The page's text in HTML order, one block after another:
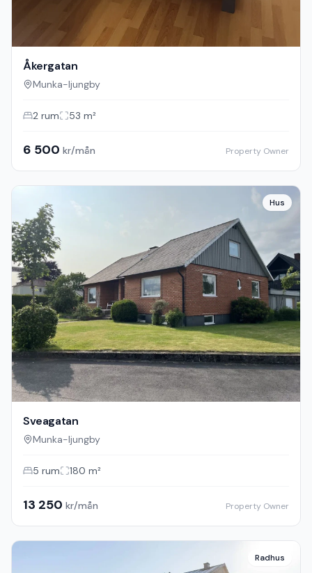
Åkergatan
Munka-ljungby
2 rum 53 m²
6 500 kr/mån Property Owner
Hus
Sveagatan
Munka-ljungby
5 rum 180 m²
13 250 kr/mån Property Owner
Radhus